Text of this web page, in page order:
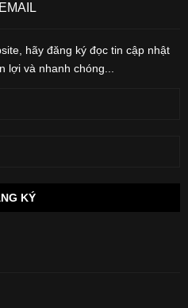
hãy đăng ký đọc tin cập nhật
lợi và nhanh chóng...